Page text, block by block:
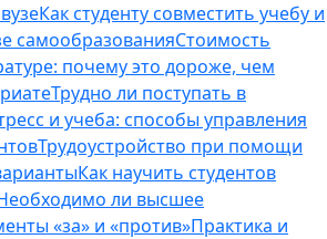
Как студенту совместить учебу и
самообразованияСтоимость
почему это дороже, чем
Трудно ли поступать в
и учеба: способы управления
Трудоустройство при помощи
Как научить студентов
ли высшее
«за» и «против»Практика и